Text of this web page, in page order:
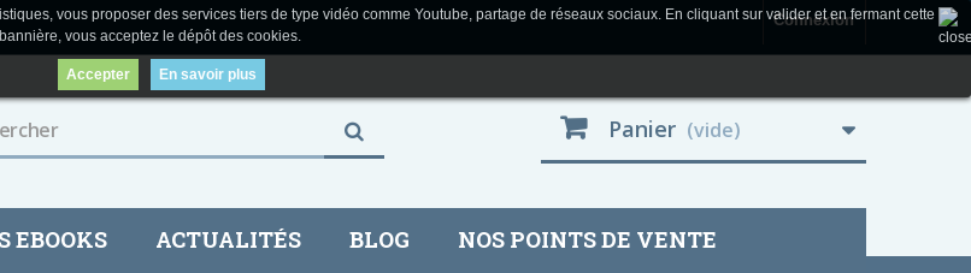
Connexion
Panier (vide)
EBOOKS ACTUALITÉS BLOG NOS POINTS DE VENTE
vous proposer des services tiers de type vidéo comme Youtube, partage de réseaux sociaux. En cliquant sur valider et en fermant cette
bannière, vous acceptez le dépôt des cookies.
Accepter En savoir plus